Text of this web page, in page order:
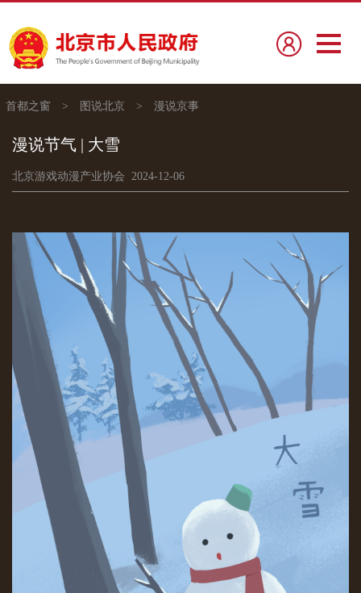
首都之窗 > 图说北京 > 漫说京事
漫说节气 | 大雪
北京游戏动漫产业协会 2024-12-06